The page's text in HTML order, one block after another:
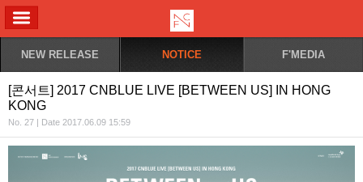
NEW RELEASE NOTICE F'MEDIA
[콘서트] 2017 CNBLUE LIVE [BETWEEN US] IN HONG
KONG
No. 27 | Date 2017.06.09 15:59